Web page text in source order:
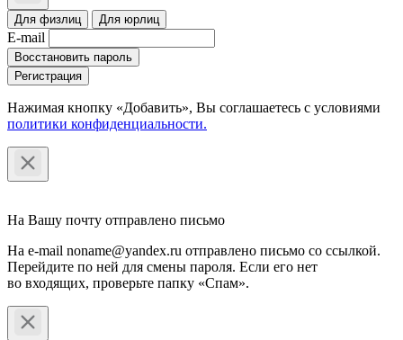
Для физлиц Для юрлиц
E-mail
Восстановить пароль
Регистрация
Нажимая кнопку «Добавить», Вы соглашаетесь c условиями
политики конфиденциальности.
На Вашу почту отправлено письмо
На e-mail noname@yandex.ru отправлено письмо со ссылкой.
Перейдите по ней для смены пароля. Если его нет
во входящих, проверьте папку «Спам».